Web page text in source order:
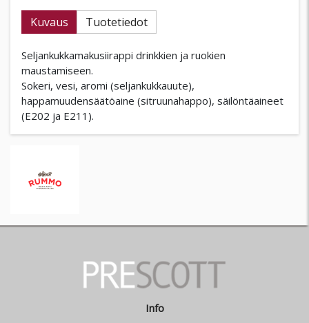
Kuvaus Tuotetiedot
Seljankukkamakusiirappi drinkkien ja ruokien
maustamiseen.
Sokeri, vesi, aromi (seljankukkauute),
happamuudensäätöaine (sitruunahappo), säilöntäaineet
(E202 ja E211).
Info